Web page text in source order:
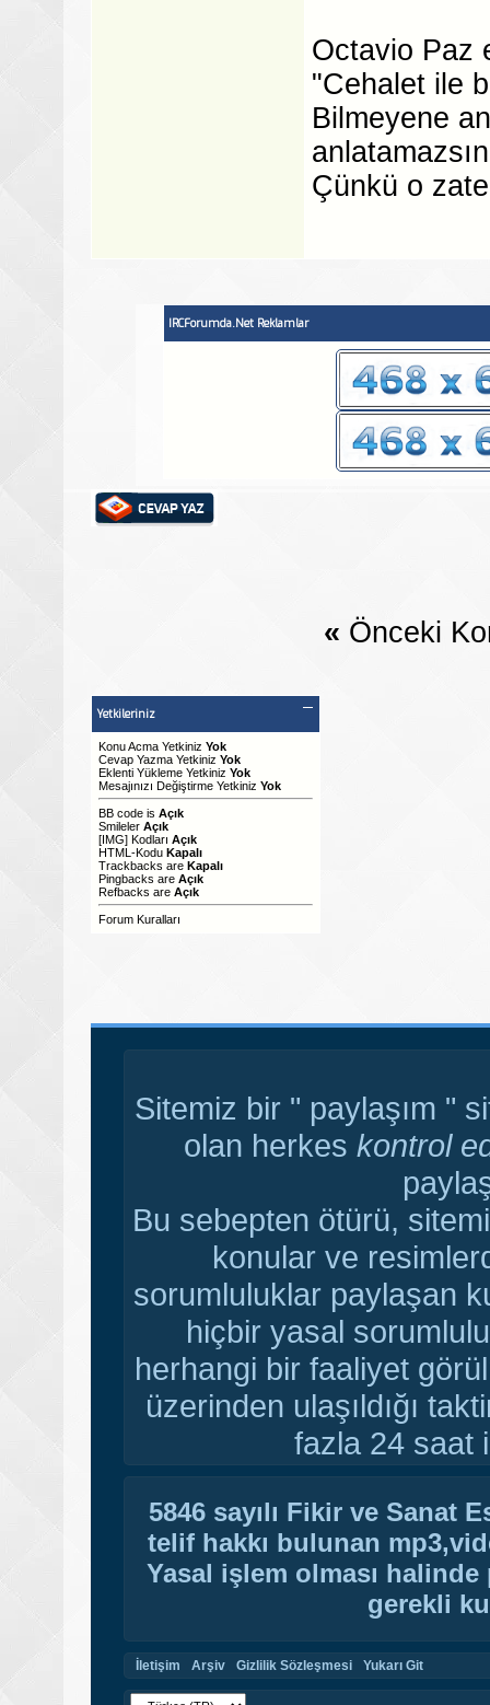
Octavio Paz
"Cehalet ile
Bilmeyene
Çünkü o
IRCForumda.Net Reklamlar
« Önceki
Yetkileriniz
Konu Acma Yetkiniz Yok
Cevap Yazma Yetkiniz Yok
Eklenti Yükleme Yetkiniz Yok
Mesajınızı Değiştirme Yetkiniz Yok
BB code is Açık
Smileler Açık
[IMG] Kodları Açık
HTML-Kodu Kapalı
Trackbacks are Kapalı
Pingbacks are Açık
Refbacks are Açık
Forum Kuralları
Sitemiz bir " paylaşım "
olan herkes kontrol
Bu sebepten ötürü,
konular ve
sorumluluklar paylaşan
hiçbir yasal
herhangi bir faaliyet
üzerinden ulaşıldığı
fazla 24 saat
5846 sayılı Fikir ve Sanat
telif hakkı bulunan
Yasal işlem olması
gerekli
İletişim Arşiv Gizlilik Sözleşmesi Yukarı Git